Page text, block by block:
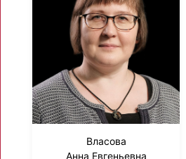
Власова
Анна Евгеньевна